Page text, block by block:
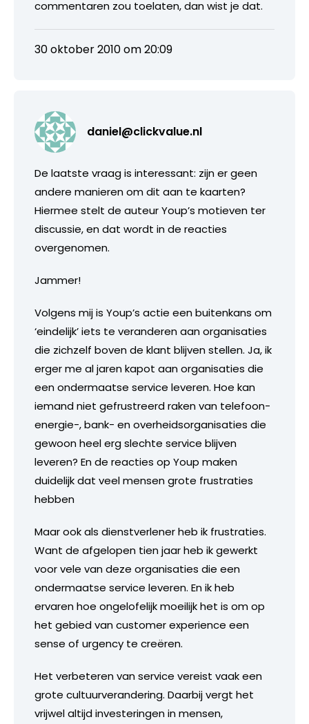
commentaren zou toelaten, dan wist je dat.
30 oktober 2010 om 20:09
daniel@clickvalue.nl
De laatste vraag is interessant: zijn er geen
andere manieren om dit aan te kaarten?
Hiermee stelt de auteur Youp’s motieven ter
discussie, en dat wordt in de reacties
overgenomen.
Jammer!
Volgens mij is Youp’s actie een buitenkans om
‘eindelijk’ iets te veranderen aan organisaties
die zichzelf boven de klant blijven stellen. Ja, ik
erger me al jaren kapot aan organisaties die
een ondermaatse service leveren. Hoe kan
iemand niet gefrustreerd raken van telefoon-
energie-, bank- en overheidsorganisaties die
gewoon heel erg slechte service blijven
leveren? En de reacties op Youp maken
duidelijk dat veel mensen grote frustraties
hebben
Maar ook als dienstverlener heb ik frustraties.
Want de afgelopen tien jaar heb ik gewerkt
voor vele van deze organisaties die een
ondermaatse service leveren. En ik heb
ervaren hoe ongelofelijk moeilijk het is om op
het gebied van customer experience een
sense of urgency te creëren.
Het verbeteren van service vereist vaak een
grote cultuurverandering. Daarbij vergt het
vrijwel altijd investeringen in mensen,